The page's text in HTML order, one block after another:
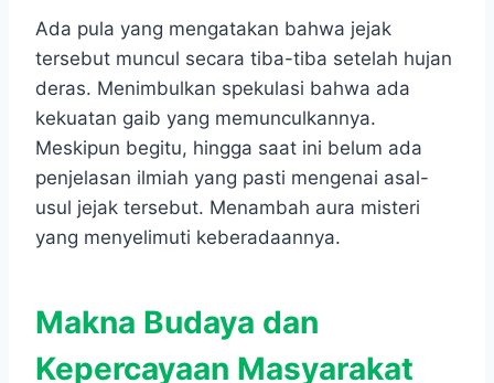
Ada pula yang mengatakan bahwa jejak
tersebut muncul secara tiba-tiba setelah hujan
deras. Menimbulkan spekulasi bahwa ada
kekuatan gaib yang memunculkannya.
Meskipun begitu, hingga saat ini belum ada
penjelasan ilmiah yang pasti mengenai asal-
usul jejak tersebut. Menambah aura misteri
yang menyelimuti keberadaannya.
Makna Budaya dan
Kepercayaan Masyarakat